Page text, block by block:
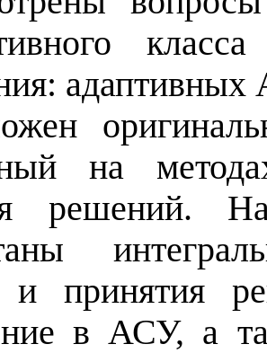
на
решений.
и принятия
в АСУ, а